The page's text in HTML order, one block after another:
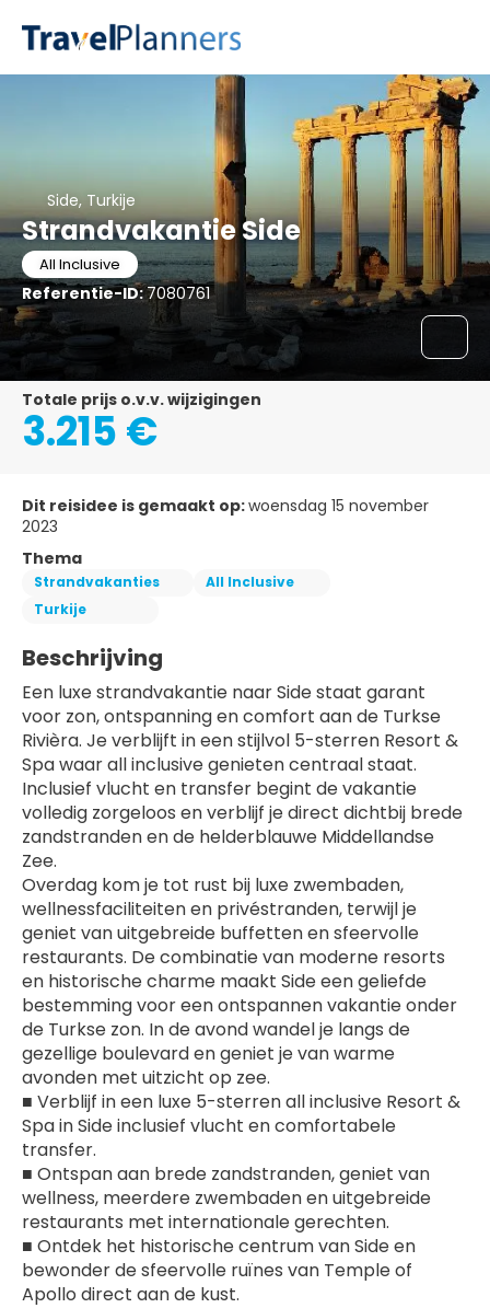
Side, Turkije
Strandvakantie Side
All Inclusive
Referentie-ID:7080761
Totale prijs o.v.v. wijzigingen
3.215 €
Dit reisidee is gemaakt op:woensdag 15 november
2023
Thema
Strandvakanties
All Inclusive
Turkije
Beschrijving
Een luxe strandvakantie naar Side staat garant
voor zon, ontspanning en comfort aan de Turkse
Rivièra. Je verblijft in een stijlvol 5-sterren Resort &
Spa waar all inclusive genieten centraal staat.
Inclusief vlucht en transfer begint de vakantie
volledig zorgeloos en verblijf je direct dichtbij brede
zandstranden en de helderblauwe Middellandse
Zee.
Overdag kom je tot rust bij luxe zwembaden,
wellnessfaciliteiten en privéstranden, terwijl je
geniet van uitgebreide buffetten en sfeervolle
restaurants. De combinatie van moderne resorts
en historische charme maakt Side een geliefde
bestemming voor een ontspannen vakantie onder
de Turkse zon. In de avond wandel je langs de
gezellige boulevard en geniet je van warme
avonden met uitzicht op zee.
■ Verblijf in een luxe 5-sterren all inclusive Resort &
Spa in Side inclusief vlucht en comfortabele
transfer.
■ Ontspan aan brede zandstranden, geniet van
wellness, meerdere zwembaden en uitgebreide
restaurants met internationale gerechten.
■ Ontdek het historische centrum van Side en
bewonder de sfeervolle ruïnes van Temple of
Apollo direct aan de kust.